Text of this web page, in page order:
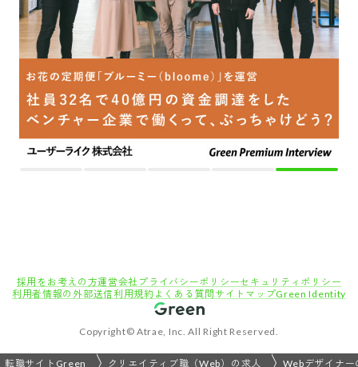
採用をお考えの方運営会社 プライバシーポリシーセキュリティポリシー
利用者情報の外部送信利用規約 よくある質問 サイトマップGreen Identity
Copyright© Atrae, Inc. All Right Reserved.
転職サイトGreen クリエイティブ職（Web）の求人 Webデザイナー